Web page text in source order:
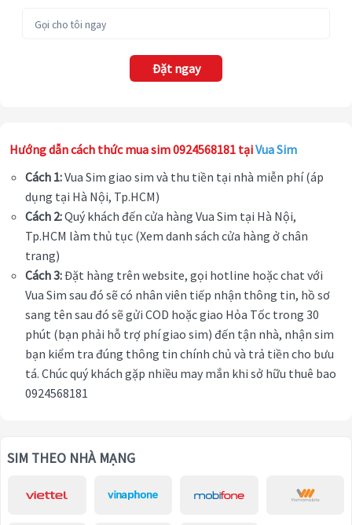
Đặt ngay
Hướng dẫn cách thức mua sim 0924568181 tạiVua Sim
Cách 1:Vua Sim giao sim và thu tiền tại nhà miễn phí (áp
dụng tại Hà Nội, Tp.HCM)
Cách 2:Quý khách đến cửa hàng Vua Sim tại Hà Nội,
Tp.HCM làm thủ tục (Xem danh sách cửa hàng ở chân
trang)
Cách 3:Đặt hàng trên website, gọi hotline hoặc chat với
Vua Sim sau đó sẽ có nhân viên tiếp nhận thông tin, hồ sơ
sang tên sau đó sẽ gửi COD hoặc giao Hỏa Tốc trong 30
phút (bạn phải hỗ trợ phí giao sim) đến tận nhà, nhận sim
bạn kiểm tra đúng thông tin chính chủ và trả tiền cho bưu
tá. Chúc quý khách gặp nhiều may mắn khi sở hữu thuê bao
0924568181
SIM THEO NHÀ MẠNG